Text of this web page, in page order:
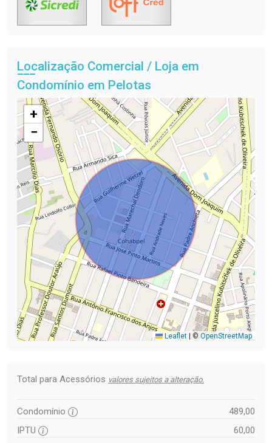
Localização Comercial / Loja em
Condomínio em Pelotas
+
−
Leaflet | © OpenStreetMap
Total para Acessórios valores sujeitos a alteração.
Condomínio
489,00
IPTU
60,00